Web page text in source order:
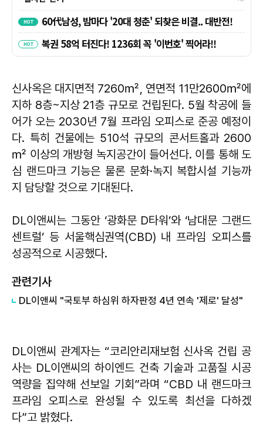
신사옥은 대지면적 7260㎡, 연면적 11만2600㎡에
지하 8층~지상 21층 규모로 건립된다. 5월 착공에 들
어가 오는 2030년 7월 프라임 오피스로 준공 예정이
다. 특히 건물에는 510석 규모의 콘서트홀과 2600
㎡ 이상의 개방형 녹지공간이 들어선다. 이를 통해 도
심 랜드마크 기능은 물론 문화·녹지 복합시설 기능까
지 담당할 것으로 기대된다.
DL이앤씨는 그동안 ‘광화문 D타워’와 ‘남대문 그랜드
센트럴’ 등 서울핵심권역(CBD) 내 프라임 오피스를
성공적으로 시공했다.
관련기사
DL이앤씨 "국토부 하심위 하자판정 4년 연속 '제로' 달성"
DL이앤씨 관계자는 “코리안리재보험 신사옥 건립 공
사는 DL이앤씨의 하이엔드 건축 기술과 고품질 시공
역량을 집약해 선보일 기회”라며 “CBD 내 랜드마크
프라임 오피스로 완성될 수 있도록 최선을 다하겠
다”고 밝혔다.